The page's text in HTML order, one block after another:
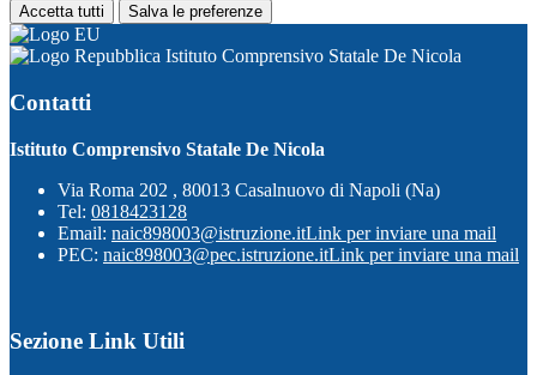
Accetta tutti Salva le preferenze
Istituto Comprensivo Statale De Nicola
Contatti
Istituto Comprensivo Statale De Nicola
Via Roma 202 , 80013 Casalnuovo di Napoli (Na)
Tel: 0818423128
Email: naic898003@istruzione.itLink per inviare una mail
PEC: naic898003@pec.istruzione.itLink per inviare una mail
Sezione Link Utili